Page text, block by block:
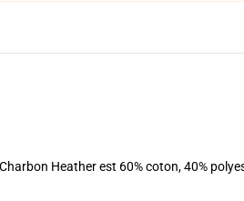
Heather est 60% coton, 40%